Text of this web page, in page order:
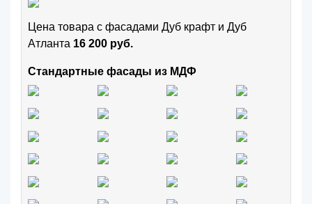
Цена товара с фасадами Дуб крафт и Дуб
Атланта 16 200 руб.
Стандартные фасады из МДФ